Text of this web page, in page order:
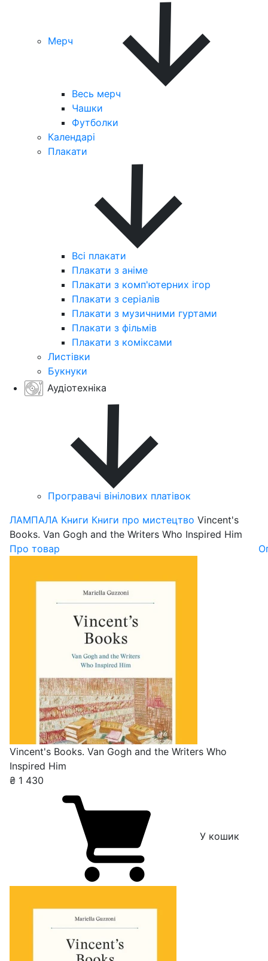
Мерч
Весь мерч
Чашки
Футболки
Календарі
Плакати
Всі плакати
Плакати з аніме
Плакати з комп'ютерних ігор
Плакати з серіалів
Плакати з музичними гуртами
Плакати з фільмів
Плакати з коміксами
Листівки
Букнуки
Аудіотехніка
Програвачі вінілових платівок
ЛАМПАЛА Книги Книги про мистецтво Vincent's
Books. Van Gogh and the Writers Who Inspired Him
Про товар
Vincent's Books. Van Gogh and the Writers Who
Inspired Him
₴ 1 430
У кошик